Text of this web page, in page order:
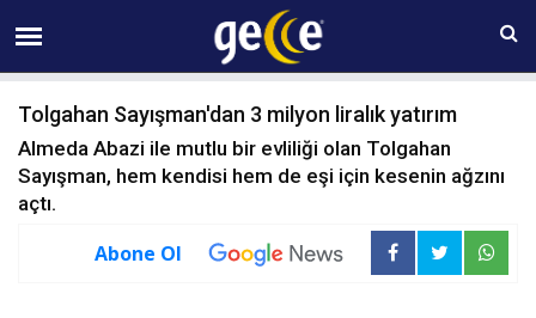
06 AĞUSTOS Perşembe 07:25
Tolgahan Sayışman'dan 3 milyon liralık yatırım
Almeda Abazi ile mutlu bir evliliği olan Tolgahan
Sayışman, hem kendisi hem de eşi için kesenin ağzını
açtı.
Abone Ol